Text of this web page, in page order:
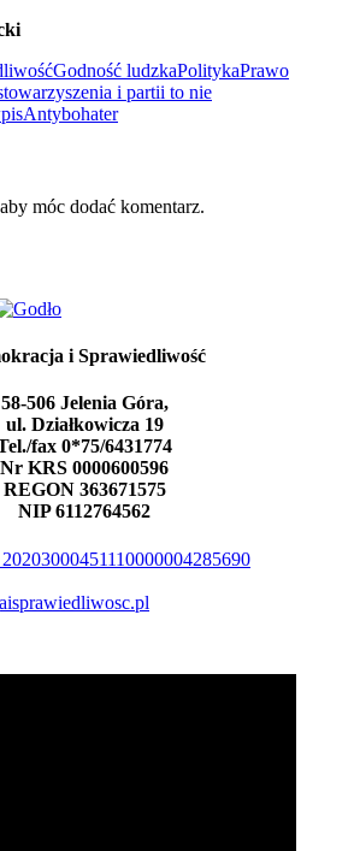
Godność ludzkaPolitykaPrawo
i partii to nie
Antybohater
móc dodać komentarz.
i Sprawiedliwość
58-506 Jelenia Góra,
ul. Działkowicza 19
fax 0*75/6431774
Nr KRS 0000600596
REGON 363671575
NIP 6112764562